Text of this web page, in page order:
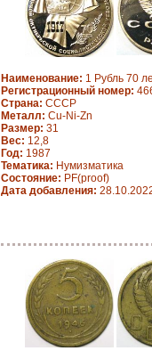
Наименование: 1 Рубль 70
Регистрационный номер:
Страна: СССР
Металл: Cu-Ni-Zn
Размер: 31
Вес: 12,8
Год: 1987
Тематика: Нумизматика
Состояние: PF(proof)
Дата добавления: